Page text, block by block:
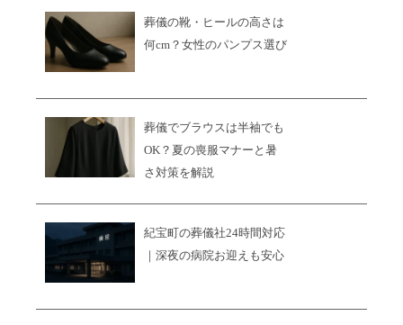
葬儀の靴・ヒールの高さは
何cm？女性のパンプス選び
葬儀でブラウスは半袖でも
OK？夏の喪服マナーと暑
さ対策を解説
紀宝町の葬儀社24時間対応
｜深夜の病院お迎えも安心